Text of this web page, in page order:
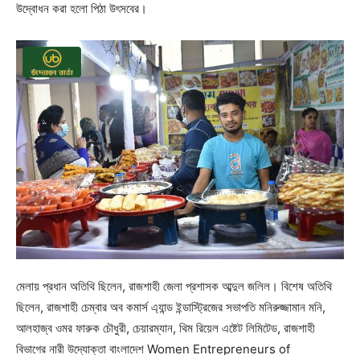
উদ্বোধন করা হলো পিঠা উৎসবের।
মেলায় প্রধান অতিথি ছিলেন, রাজশাহী জেলা প্রশাসক আব্দুল জলিল। বিশেষ অতিথি
ছিলেন, রাজশাহী চেম্বার অব কমার্স এ্যান্ড ইন্ডাস্ট্রিজের সভাপতি মনিরুজ্জামান মনি,
আলহাজ্ব ওমর ফারুক চৌধুরী, চেয়ারম্যান, থিম রিয়েল এষ্টেট লিমিটেড, রাজশাহী
বিভাগের নারী উদ্যোক্তা বাংলাদেশ Women Entrepreneurs of